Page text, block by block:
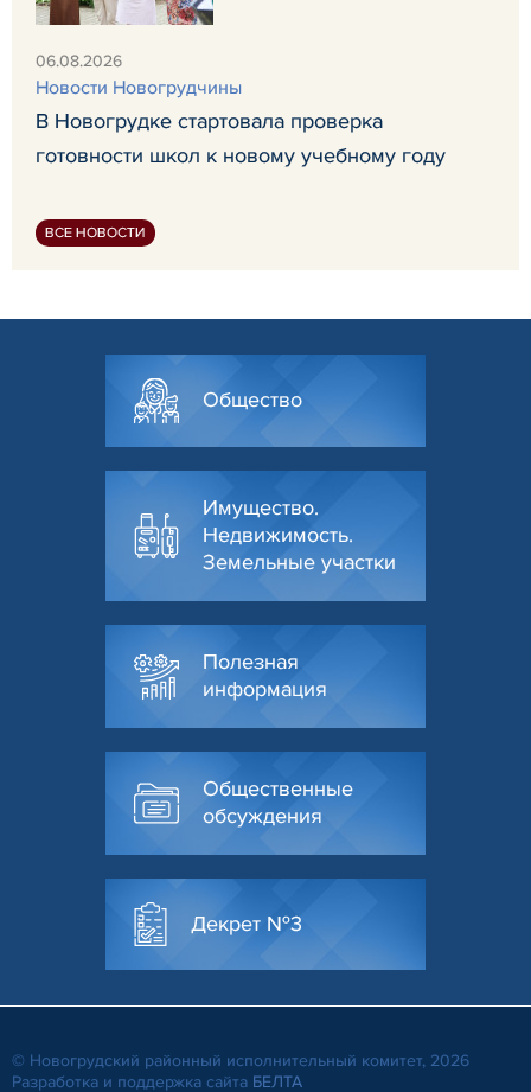
06.08.2026
Новости Новогрудчины
В Новогрудке стартовала проверка
готовности школ к новому учебному году
ВСЕ НОВОСТИ
Общество
Имущество.
Недвижимость.
Земельные участки
Полезная
информация
Общественные
обсуждения
Декрет №3
© Новогрудский районный исполнительный комитет, 2026
Разработка и поддержка сайта БЕЛТА